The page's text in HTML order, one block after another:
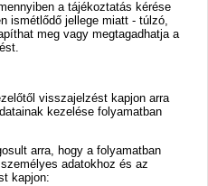
a tájékoztatás kérése
ismétlődő jellege miatt - túlzó,
meg vagy megtagadhatja a
visszajelzést kapjon arra
kezelése folyamatban
arra, hogy a folyamatban
adatokhoz és az
kapjon: